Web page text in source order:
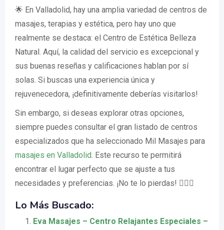
🌟 En Valladolid, hay una amplia variedad de centros de
masajes, terapias y estética, pero hay uno que
realmente se destaca: el Centro de Estética Belleza
Natural. Aquí, la calidad del servicio es excepcional y
sus buenas reseñas y calificaciones hablan por sí
solas. Si buscas una experiencia única y
rejuvenecedora, ¡definitivamente deberías visitarlos!
Sin embargo, si deseas explorar otras opciones,
siempre puedes consultar el gran listado de centros
especializados que ha seleccionado Mil Masajes para
masajes en Valladolid. Este recurso te permitirá
encontrar el lugar perfecto que se ajuste a tus
necesidades y preferencias. ¡No te lo pierdas! 💆‍♀️✨
Lo Más Buscado:
Eva Masajes – Centro Relajantes Especiales –